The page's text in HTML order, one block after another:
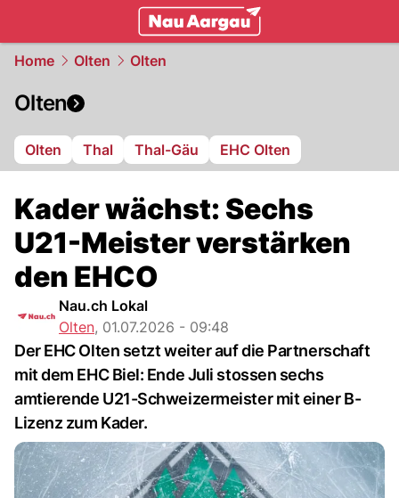
Home Olten Olten
Olten
Olten Thal Thal-Gäu EHC Olten
Kader wächst: Sechs
U21-Meister verstärken
den EHCO
Nau.ch Lokal
Olten, 01.07.2026 - 09:48
Der EHC Olten setzt weiter auf die Partnerschaft
mit dem EHC Biel: Ende Juli stossen sechs
amtierende U21-Schweizermeister mit einer B-
Lizenz zum Kader.